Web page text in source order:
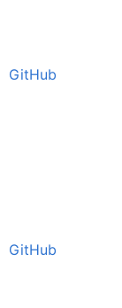
GitHub
GitHub